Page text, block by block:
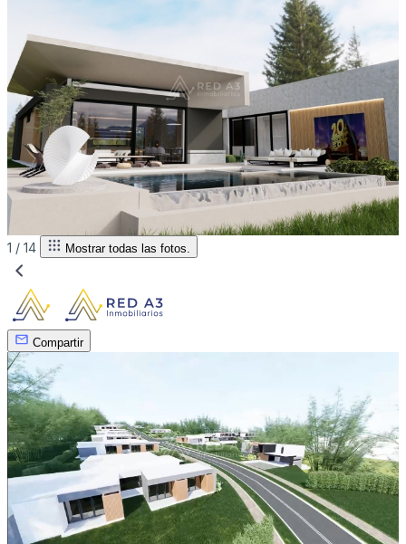
1 / 14 Mostrar todas las fotos.
Compartir